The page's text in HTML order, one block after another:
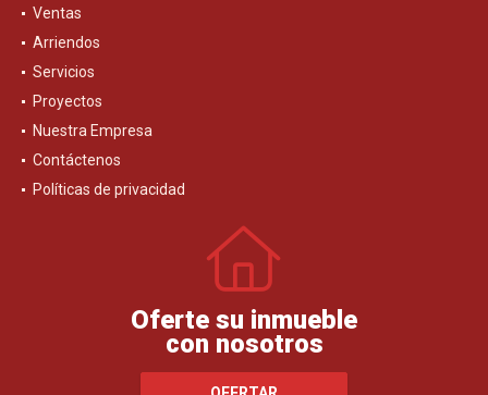
Ventas
Arriendos
Servicios
Proyectos
Nuestra Empresa
Contáctenos
Políticas de privacidad
Oferte su inmueble
con nosotros